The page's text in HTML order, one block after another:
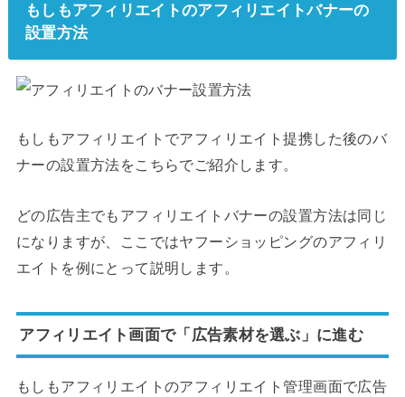
もしもアフィリエイトのアフィリエイトバナーの
設置方法
もしもアフィリエイトでアフィリエイト提携した後のバ
ナーの設置方法をこちらでご紹介します。
どの広告主でもアフィリエイトバナーの設置方法は同じ
になりますが、ここではヤフーショッピングのアフィリ
エイトを例にとって説明します。
アフィリエイト画面で「広告素材を選ぶ」に進む
もしもアフィリエイトのアフィリエイト管理画面で広告